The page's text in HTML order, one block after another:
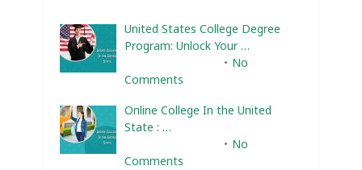
United States College Degree
Program: Unlock Your …
No
Comments
Online College In the United
State : …
No
Comments